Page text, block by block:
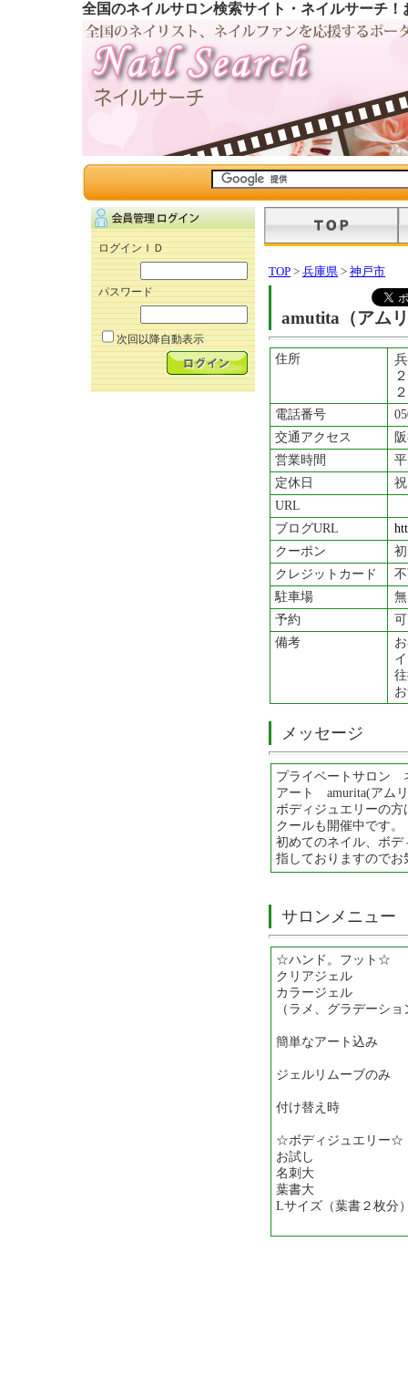
全国のネイルサロン検索サイト・ネイルサーチ
ログインＩＤ
パスワード
次回以降自動表示
TOP > 兵庫県 > 神戸市
amutita（アム
住所
２
電話番号
交通アクセス
営業時間
定休日
URL
ブログURL
クーポン
クレジットカード
駐車場
無
予約
可
備考
メッセージ
プライベートサロン
アート amurita(アム
ボディジュエリーの
クールも開催中です。
初めてのネイル、ボ
指しておりますので
サロンメニュー
☆ハンド。フット☆
クリアジェル
カラージェル
（ラメ、グラデーシ
簡単なアート込み
ジェルリムーブの
付け替え時
☆ボディジュエリー☆
お試し ５０
名刺大 １
葉書大 ２０
Lサイズ（葉書２枚